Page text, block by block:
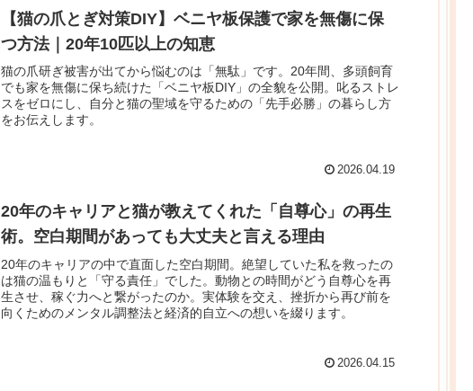
【猫の爪とぎ対策DIY】ベニヤ板保護で家を無傷に保
つ方法｜20年10匹以上の知恵
猫の爪研ぎ被害が出てから悩むのは「無駄」です。20年間、多頭飼育
でも家を無傷に保ち続けた「ベニヤ板DIY」の全貌を公開。叱るストレ
スをゼロにし、自分と猫の聖域を守るための「先手必勝」の暮らし方
をお伝えします。
2026.04.19
20年のキャリアと猫が教えてくれた「自尊心」の再生
術。空白期間があっても大丈夫と言える理由
20年のキャリアの中で直面した空白期間。絶望していた私を救ったの
は猫の温もりと「守る責任」でした。動物との時間がどう自尊心を再
生させ、稼ぐ力へと繋がったのか。実体験を交え、挫折から再び前を
向くためのメンタル調整法と経済的自立への想いを綴ります。
2026.04.15